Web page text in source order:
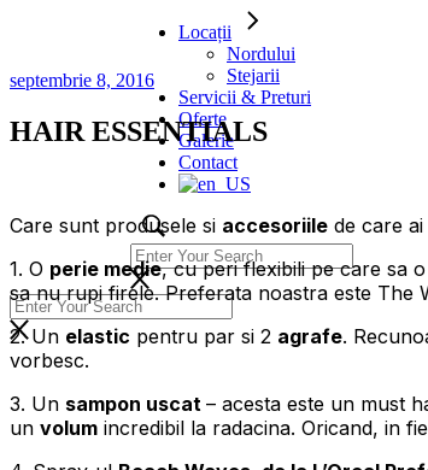
Locații
Nordului
Stejarii
Servicii & Preturi
Oferte
Galerie
Contact
septembrie 8, 2016
HAIR ESSENTIALS
Care sunt produsele si accesoriile de care
1. O perie medie, cu peri flexibili pe care sa
sa nu rupi firele. Preferata noastra este The
2. Un elastic pentru par si 2 agrafe.
vorbesc.
3. Un sampon uscat – acesta este un must
un volum incredibil la radacina. Oricand, in